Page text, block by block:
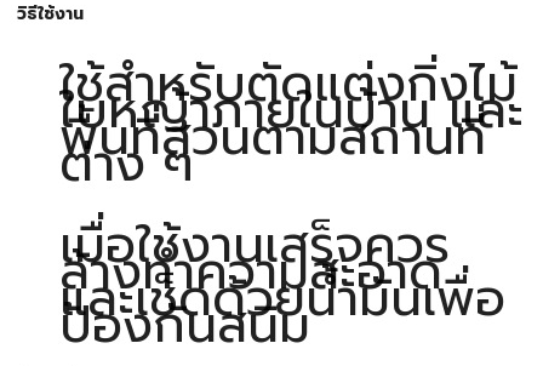
วิธีใช้งาน
ใช้สำหรับตัดแต่งกิ่งไม้
ใบหญ้าภายในบ้าน และ
พื้นที่สวนตามสถานที่
ต่าง ๆ
เมื่อใช้งานเสร็จควร
ล้างทำความสะอาด
และเช็ดด้วยน้ำมันเพื่อ
ป้องกันสนิม